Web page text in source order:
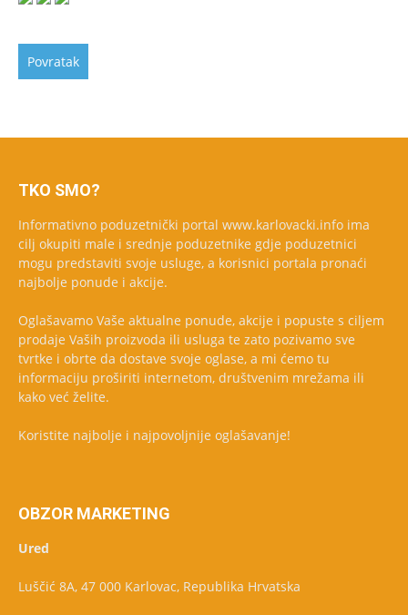
TKO SMO?
Informativno poduzetnički portal www.karlovacki.info ima
cilj okupiti male i srednje poduzetnike gdje poduzetnici
mogu predstaviti svoje usluge, a korisnici portala pronaći
najbolje ponude i akcije.
Oglašavamo Vaše aktualne ponude, akcije i popuste s ciljem
prodaje Vaših proizvoda ili usluga te zato pozivamo sve
tvrtke i obrte da dostave svoje oglase, a mi ćemo tu
informaciju proširiti internetom, društvenim mrežama ili
kako već želite.
Koristite najbolje i najpovoljnije oglašavanje!
OBZOR MARKETING
Ured
Luščić 8A, 47 000 Karlovac, Republika Hrvatska